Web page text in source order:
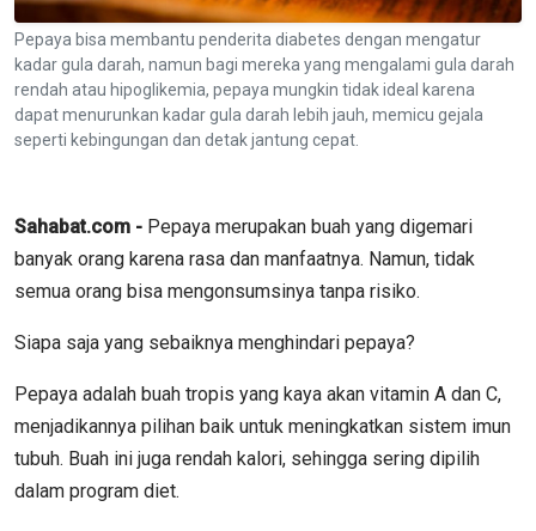
Pepaya bisa membantu penderita diabetes dengan mengatur
kadar gula darah, namun bagi mereka yang mengalami gula darah
rendah atau hipoglikemia, pepaya mungkin tidak ideal karena
dapat menurunkan kadar gula darah lebih jauh, memicu gejala
seperti kebingungan dan detak jantung cepat.
Sahabat.com - Pepaya merupakan buah yang digemari
banyak orang karena rasa dan manfaatnya. Namun, tidak
semua orang bisa mengonsumsinya tanpa risiko.
Siapa saja yang sebaiknya menghindari pepaya?
Pepaya adalah buah tropis yang kaya akan vitamin A dan C,
menjadikannya pilihan baik untuk meningkatkan sistem imun
tubuh. Buah ini juga rendah kalori, sehingga sering dipilih
dalam program diet.